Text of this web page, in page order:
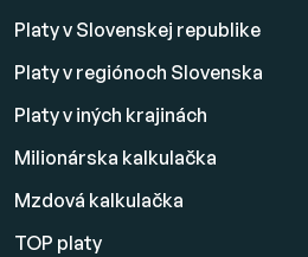
Platy v Slovenskej republike
Platy v regiónoch Slovenska
Platy v iných krajinách
Milionárska kalkulačka
Mzdová kalkulačka
TOP platy